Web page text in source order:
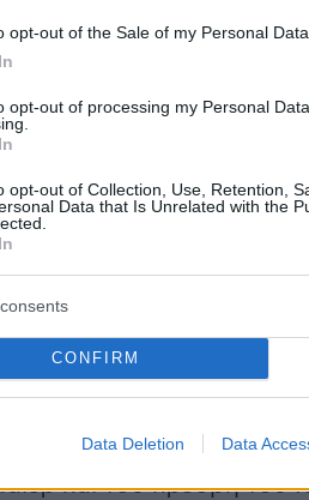
opt-out of the Sale of my Personal Data.
opt-out of processing my Personal
opt-out of Collection, Use, Retention,
Data that Is Unrelated with the
CONFIRM
Data Deletion Data
υπό οποιαδήποτε
μας», τόνισε ο
εκδήλωση για τα 85
στη Συναγωγή Beth
αντισημιτισμό
ίδια εκδήλωση ο
και του πρέσβη του